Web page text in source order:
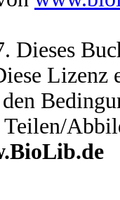
Dieses
Lizenz
Teilen/